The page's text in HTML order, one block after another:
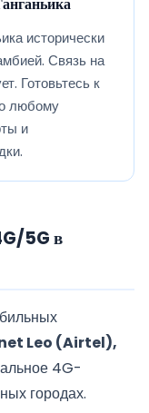
исторически
Связь на
Готовьтесь к
любому
и
5G в
Leo (Airtel),
4G-
городах.